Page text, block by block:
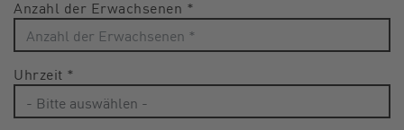
Anzahl der Erwachsenen *
Uhrzeit *